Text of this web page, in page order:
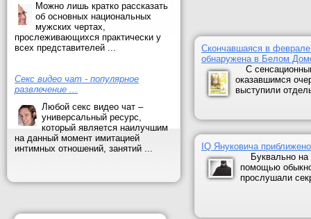
Можно лишь кратко рассказать
об основных национальных
мужских чертах,
прослеживающихся практически у
всех представителей ...
Секс видео чат - популярное
развлечение ...
Любой секс видео чат –
универсальный ресурс,
который является наилучшим
на данный момент имитацией
интимных отношений, занятий ...
Скончавшаяся в
обнаружена в Белом
С
оказавшимся
выступили
IQ Януковича
Буквально на
помощью
прослушали